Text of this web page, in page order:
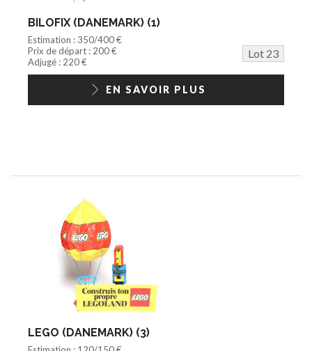
BILOFIX (DANEMARK) (1)
Estimation : 350/400 €
Prix de départ : 200 €
Lot 23
Adjugé : 220 €
EN SAVOIR PLUS
LEGO (DANEMARK) (3)